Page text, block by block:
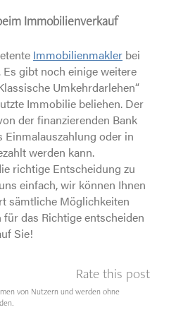
Immobilienverkauf
Immobilienmakler bei
gibt noch einige weitere
Umkehrdarlehen“
Immobilie beliehen. Der
der finanzierenden Bank
Einmalauszahlung oder in
werden kann.
richtige Entscheidung zu
einfach, wir können Ihnen
sämtliche Möglichkeiten
das Richtige entscheiden
Sie!
Rate this post
von Nutzern und werden ohne